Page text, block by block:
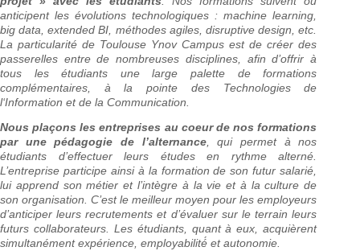
anticipent les évolutions technologiques : machine learning,
big data, extended BI, méthodes agiles, disruptive design, etc.
La particularité de Toulouse Ynov Campus est de créer des
passerelles entre de nombreuses disciplines, afin d’offrir à
tous les étudiants une large palette de formations
complémentaires, à la pointe des Technologies de
l‘Information et de la Communication.
Nous plaçons les entreprises au coeur de nos formations
par une pédagogie de l’alternance, qui permet à nos
étudiants d’effectuer leurs études en rythme alterné.
L’entreprise participe ainsi à la formation de son futur salarié,
lui apprend son métier et l’intègre à la vie et à la culture de
son organisation. C’est le meilleur moyen pour les employeurs
d’anticiper leurs recrutements et d’évaluer sur le terrain leurs
futurs collaborateurs. Les étudiants, quant à eux, acquièrent
simultanément expérience, employabilité́ et autonomie.